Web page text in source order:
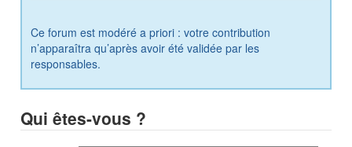
Ce forum est modéré a priori : votre contribution
n’apparaîtra qu’après avoir été validée par les
responsables.
Qui êtes-vous ?